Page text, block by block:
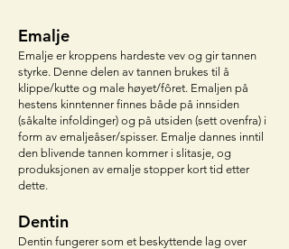
Emalje
Emalje er kroppens hardeste vev og gir tannen
styrke. Denne delen av tannen brukes til å
klippe/kutte og male høyet/fôret. Emaljen på
hestens kinntenner finnes både på innsiden
(såkalte infoldinger) og på utsiden (sett ovenfra) i
form av emaljeåser/spisser. Emalje dannes inntil
den blivende tannen kommer i slitasje, og
produksjonen av emalje stopper kort tid etter
dette.
Dentin
Dentin fungerer som et beskyttende lag over